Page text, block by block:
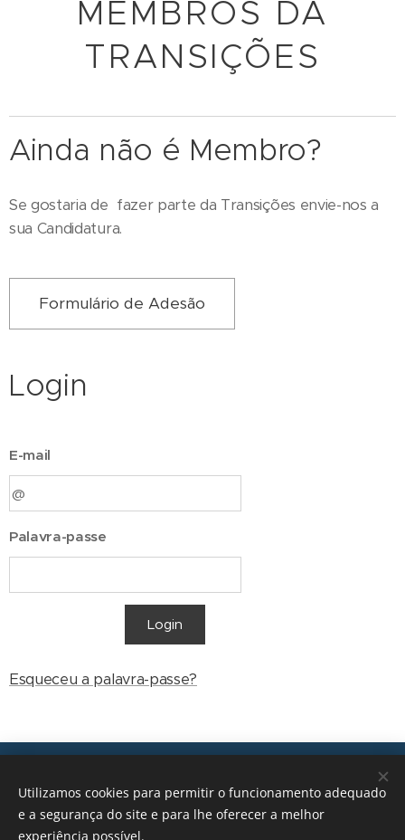
MEMBROS DA
TRANSIÇÕES
Ainda não é Membro?
Se gostaria de fazer parte da Transições envie-nos a
sua Candidatura.
Formulário de Adesão
Login
E-mail
Palavra-passe
Login
Esqueceu a palavra-passe?
geral@transicoes.pt
Utilizamos cookies para permitir o funcionamento adequado
e a segurança do site e para lhe oferecer a melhor
experiência possível.